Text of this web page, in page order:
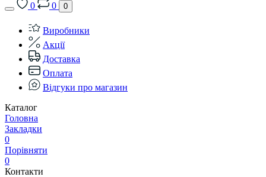
0
0 0
Виробники
Акції
Доставка
Оплата
Відгуки про магазин
Каталог
Головна
Закладки
0
Порівняти
0
Контакти